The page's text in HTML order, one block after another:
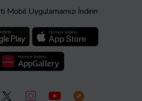
Mobil Uygulamamızı İndirin